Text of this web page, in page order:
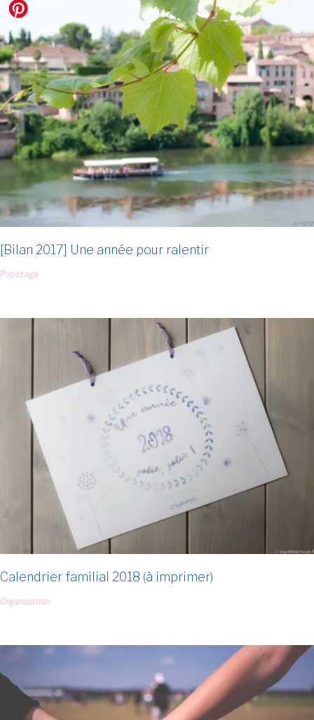
[Bilan 2017] Une année pour ralentir
Papotage
Calendrier familial 2018 (à imprimer)
Organisation